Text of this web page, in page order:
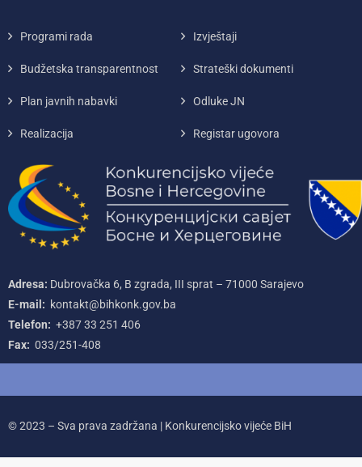
Programi rada Izvještaji
Budžetska transparentnost Strateški dokumenti
Plan javnih nabavki Odluke JN
Realizacija Registar ugovora
Adresa: Dubrovačka 6, B zgrada, III sprat – 71000‌ Sarajevo
E-mail: kontakt@bihkonk.gov.ba
Telefon: +387‌ 33‌ 251‌ 406
Fax: 033/251-408
© 2023 – Sva prava zadržana | Konkurencijsko vijeće BiH